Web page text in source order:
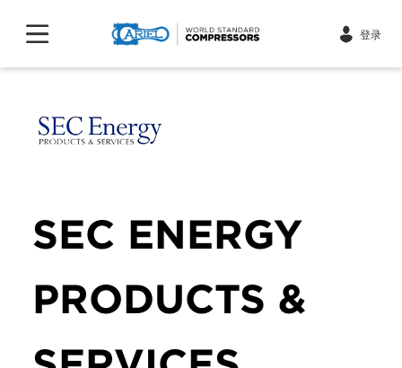
登录
SEC ENERGY
PRODUCTS &